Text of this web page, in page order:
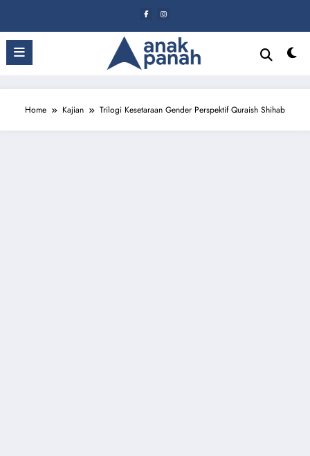
content
Home Kajian Trilogi Kesetaraan Gender Perspektif Quraish Shihab